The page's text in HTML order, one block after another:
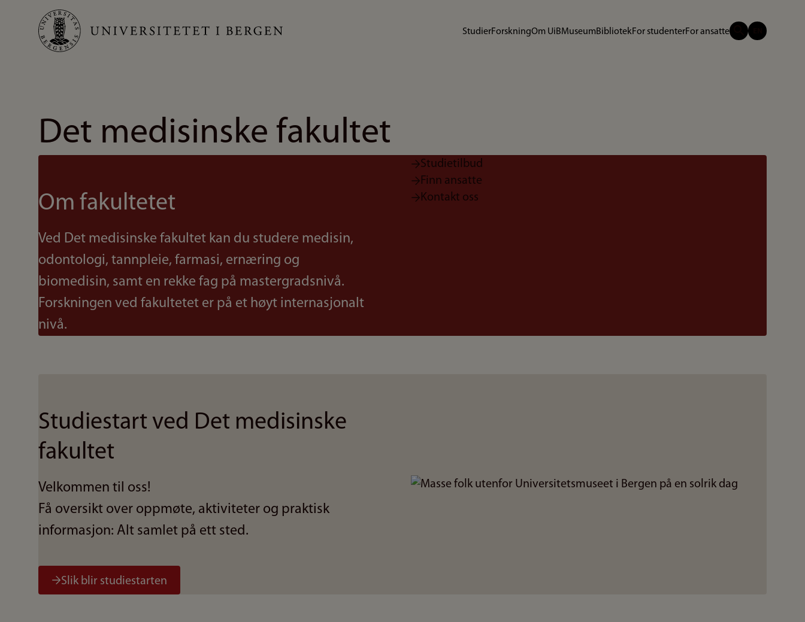
Hopp
StudierForskningOm UiBMuseumBibliotekFor studenterFor ansatte
Det medisinske fakultet
Om fakultetet
Ved Det medisinske fakultet kan du studere medisin,
odontologi, tannpleie, farmasi, ernæring og
biomedisin, samt en rekke fag på mastergradsnivå.
Forskningen ved fakultetet er på et høyt internasjonalt
nivå.
Studietilbud
Finn ansatte
Kontakt oss
Studiestart ved Det medisinske
fakultet
Velkommen til oss!
Få oversikt over oppmøte, aktiviteter og praktisk
informasjon: Alt samlet på ett sted.
Slik blir studiestarten
Bilde